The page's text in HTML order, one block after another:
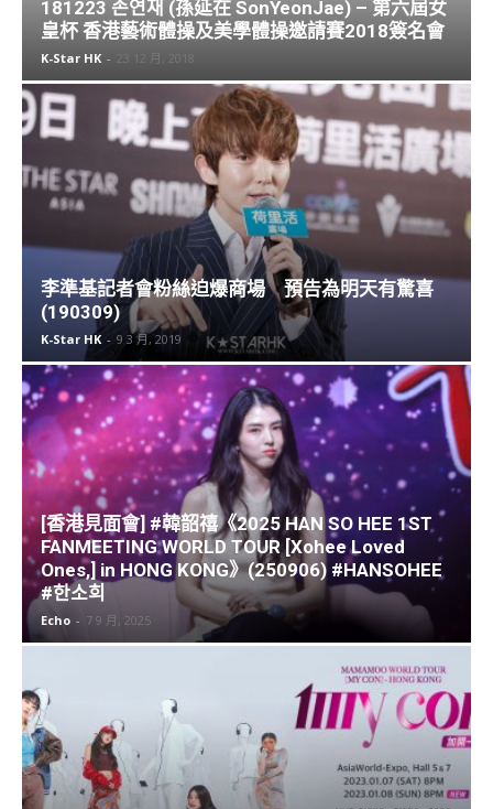
李準基記者會粉絲迫爆商場 預告為明天有驚喜
(190309)
K-Star HK - 9 3 月, 2019
[香港見面會] #韓韶禧《2025 HAN SO HEE 1ST
FANMEETING WORLD TOUR [Xohee Loved
Ones,] in HONG KONG》(250906) #HANSOHEE
#한소희
Echo - 7 9 月, 2025
MAMAMOO香港演唱會首場秒殺！ 成功爭取！
2023年1月8日加場演出 12月20日公開發售
K-Star HK - 19 12 月, 2022
LATEST ARTICLES